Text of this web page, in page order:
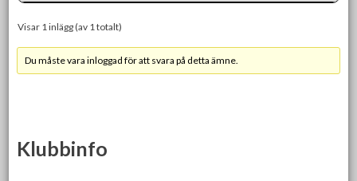
Visar 1 inlägg (av 1 totalt)
Du måste vara inloggad för att svara på detta ämne.
Klubbinfo